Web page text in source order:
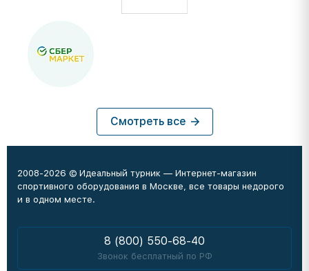
Смотреть все
2008-2026 © Идеальный турник — Интернет-магазин
спортивного оборудования в Москве, все товары недорого
и в одном месте.
8 (800) 550-68-40
Звонок бесплатный по РФ